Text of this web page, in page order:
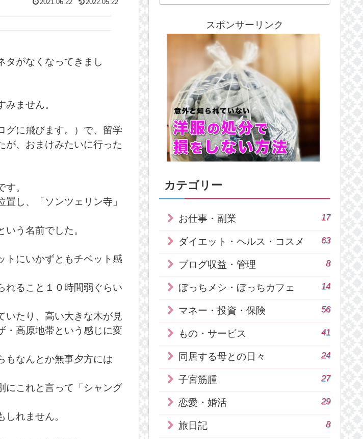
2021.06.22 2022.05.22
タがなくなってきまし
ません。
グに飛びます。）で、留学
が、おまけみたいに行った
。
し、「ソンツェリン寺」
いう名前でした。
トにいかずともチベット感
れること１０時間弱ぐらい
いたり、高い大きな木が見
・高原地帯という感じに変
もなんとか無事夕方には
にこれと言って「シャング
れません。
スポンサーリンク
カテゴリー
お仕事・副業 17
ダイエット・ヘルス・コスメ 63
ブログ収益・管理 8
ぼっちメシ・ぼっちカフェ 14
マネー・投資・保険 56
もの・サービス 41
同居する母との日々 24
子宮筋腫 27
恋愛・婚活 29
旅日記 8